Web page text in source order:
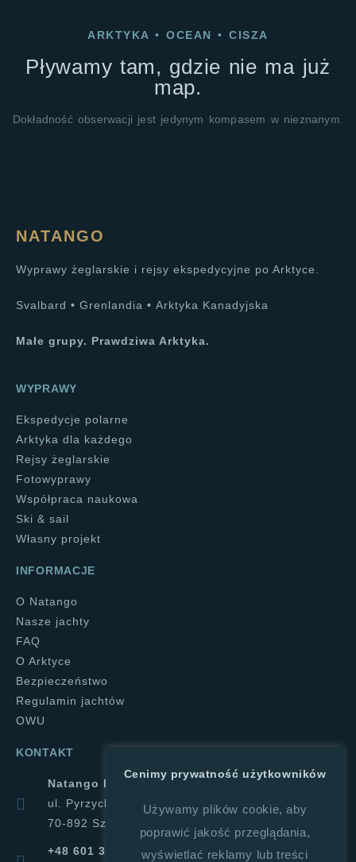
ARKTYKA• OCEAN• CISZA
Pływamy tam, gdzie nie ma już
map.
Dokładność obserwacji jest jedynym kompasem w nieznanym.
NATANGO
Wyprawy żeglarskie i rejsy ekspedycyjne po Arktyce.
Svalbard • Grenlandia • Arktyka Kanadyjska
Małe grupy. Prawdziwa Arktyka.
WYPRAWY
Ekspedycje polarne
Arktyka dla każdego
Rejsy żeglarskie
Fotowyprawy
Współpraca naukowa
Ski & sail
Własny projekt
INFORMACJE
O Natango
Nasze jachty
FAQ
O Arktyce
Bezpieczeństwo
Regulamin jachtów
OWU
KONTAKT
Natango Halina Górajek
ul. Pyrzycka 1a
70-892 Szczecin
+48 601 347 019
Cenimy prywatność użytkowników
Używamy plików cookie, aby
poprawić jakość przeglądania,
wyświetlać reklamy lub treści